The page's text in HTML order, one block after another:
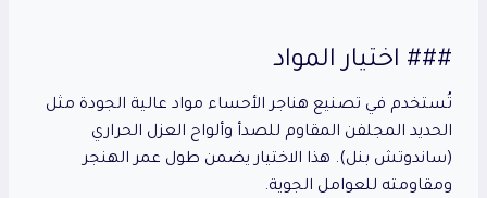
### اختيار المواد
تُستخدم في تصنيع هناجر الأحساء مواد عالية الجودة مثل
الحديد المجلفن المقاوم للصدأ وألواح العزل الحراري
(ساندوتش بنل). هذا الاختيار يضمن طول عمر الهنجر
ومقاومته للعوامل الجوية.